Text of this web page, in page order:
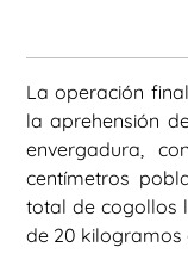
La operación
la aprehensión
envergadura,
centímetros
total de cogollos
de 20 kilogramos